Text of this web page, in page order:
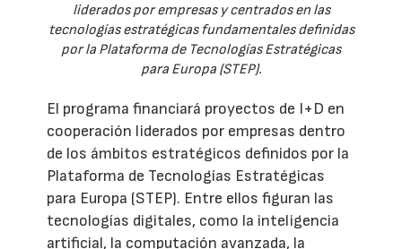
liderados por empresas y centrados en las
tecnologías estratégicas fundamentales definidas
por la Plataforma de Tecnologías Estratégicas
para Europa (STEP).
El programa financiará proyectos de I+D en
cooperación liderados por empresas dentro
de los ámbitos estratégicos definidos por la
Plataforma de Tecnologías Estratégicas
para Europa (STEP). Entre ellos figuran las
tecnologías digitales, como la inteligencia
artificial, la computación avanzada, la